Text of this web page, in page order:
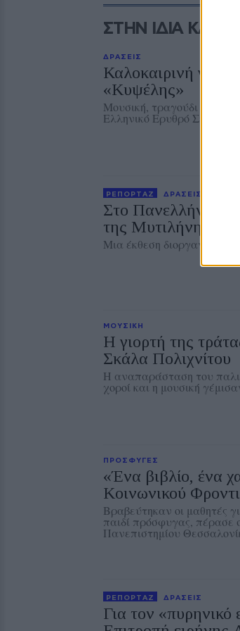
ΣΤΗΝ ΙΔΙΑ
ΔΡΑΣΕΙΣ
Καλοκαιρινή
«Κυψέλης»
Μουσική, τραγούδι και
Ελληνικό Ερυθρό Σταυρό
ΡΕΠΟΡΤΑΖ ΔΡΑΣΕΙΣ
Στο Πανελλήνιον
της Μυτιλήνης με
Μια έκθεση διοργανωμένη
ΜΟΥΣΙΚΗ
Η γιορτή της
Σκάλα Πολιχνίτου
Η αναπαράσταση του
χοροί και η μουσική
ΠΡΟΣΦΥΓΕΣ
«Ένα βιβλίο, ένα
Κοινωνικού
Βραβεύτηκαν οι μαθητές
παιδί πρόσφυγας, πέρασε
Πανεπιστημίου
ΡΕΠΟΡΤΑΖ ΔΡΑΣΕΙΣ
Για τον «πυρηνικό